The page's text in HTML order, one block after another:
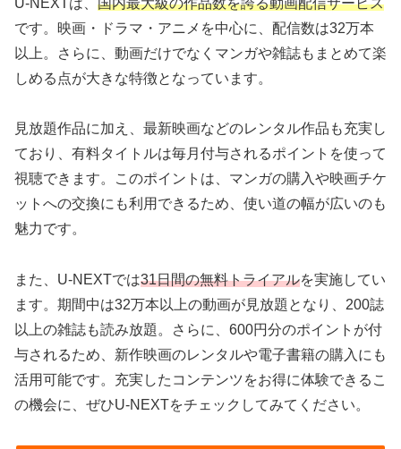
です。映画・ドラマ・アニメを中心に、配信数は32万本
以上。さらに、動画だけでなくマンガや雑誌もまとめて楽
しめる点が大きな特徴となっています。
見放題作品に加え、最新映画などのレンタル作品も充実し
ており、有料タイトルは毎月付与されるポイントを使って
視聴できます。このポイントは、マンガの購入や映画チケ
ットへの交換にも利用できるため、使い道の幅が広いのも
魅力です。
また、U-NEXTでは31日間の無料トライアルを実施してい
ます。期間中は32万本以上の動画が見放題となり、200誌
以上の雑誌も読み放題。さらに、600円分のポイントが付
与されるため、新作映画のレンタルや電子書籍の購入にも
活用可能です。充実したコンテンツをお得に体験できるこ
の機会に、ぜひU-NEXTをチェックしてみてください。